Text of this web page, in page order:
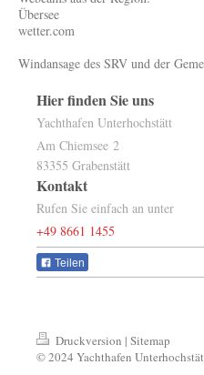
Übersee
wetter.com
Windansage des SRV und der
Hier finden Sie uns
Yachthafen Unterhochstätt
Am Chiemsee 2
83355 Grabenstätt
Kontakt
Rufen Sie einfach an unter
+49 8661 1455
Teilen
Druckversion | Sitemap
© 2024 Yachthafen